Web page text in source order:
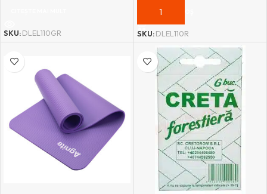
SKU:DLEL110GR
ADAUGĂ ÎN COȘ
SKU:DLEL110R